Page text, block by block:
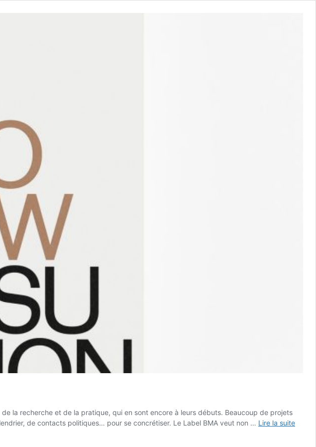
la recherche et de la pratique, qui en sont encore à leurs débuts. Beaucoup de projets
de contacts politiques… pour se concrétiser. Le Label BMA veut non … Lire la suite